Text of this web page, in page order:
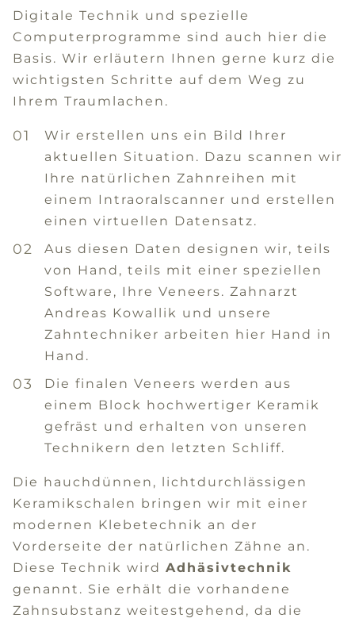
Digitale Technik und spezielle
Computerprogramme sind auch hier die
Basis. Wir erläutern Ihnen gerne kurz die
wichtigsten Schritte auf dem Weg zu
Ihrem Traumlachen.
Wir erstellen uns ein Bild Ihrer
aktuellen Situation. Dazu scannen wir
Ihre natürlichen Zahnreihen mit
einem Intraoralscanner und erstellen
einen virtuellen Datensatz.
Aus diesen Daten designen wir, teils
von Hand, teils mit einer speziellen
Software, Ihre Veneers. Zahnarzt
Andreas Kowallik und unsere
Zahntechniker arbeiten hier Hand in
Hand.
Die finalen Veneers werden aus
einem Block hochwertiger Keramik
gefräst und erhalten von unseren
Technikern den letzten Schliff.
Die hauchdünnen, lichtdurchlässigen
Keramikschalen bringen wir mit einer
modernen Klebetechnik an der
Vorderseite der natürlichen Zähne an.
Diese Technik wird Adhäsivtechnik
genannt. Sie erhält die vorhandene
Zahnsubstanz weitestgehend, da die